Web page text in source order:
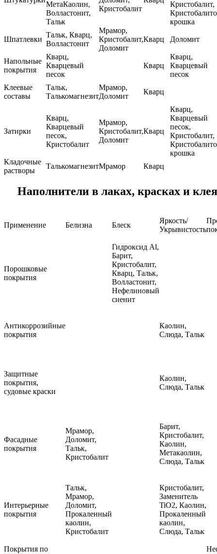
МетаКаолин,
Волластонит,
Тальк
Кристобалит
Кристобалит,
крошка
Шпатлевки
Тальк, Кварц,
Волластонит
Мрамор,
Кристобалит,
Доломит
Кварц Доломит
Напольные
покрытия
Кварц,
Кварцевый
песок
Кварц
Кварц,
Кварцевый
песок
Клеевые
составы
Тальк,
Талькомагнезит
Мрамор,
Доломит
Кварц
Затирки
Кварц,
Кварцевый
песок,
Кристобалит
Мрамор,
Кристобалит,
Доломит
Кварц
Кварц,
Кварцевый
песок,
Кристобалит,
крошка
Кладочные
растворы
ТалькомагнезитМрамор Кварц
Наполнители в лаках, красках и
Применение Белизна Блеск
Яркость/
Укрывистость
Порошковые
покрытия
Гидроксид Al,
Барит,
Кристобалит,
Кварц, Тальк,
Волластонит,
Нефелиновый
сиенит
Антикоррозийные
покрытия
Каолин,
Слюда, Тальк
Защитные
покрытия,
судовые краски
Каолин,
Слюда, Тальк
Фасадные
покрытия
Мрамор,
Доломит,
Тальк,
Кристобалит
Барит,
Кристобалит,
Каолин,
Метакаолин,
Слюда, Тальк
Интерьерные
покрытия
Тальк,
Мрамор,
Доломит,
Прокаленный
каолин,
Кристобалит
Кристобалит,
Заменитель
TiO2, Каолин,
Прокаленный
каолин,
Слюда, Тальк
Покрытия по